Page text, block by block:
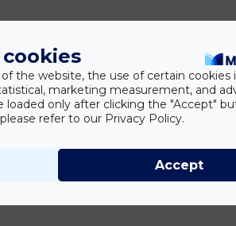
hogy italai mentesek legyenek a káros
hulladékot, így környezettudatos
hanem stílusos is. Színes,
the website, the use of certain cookies
marketing measurement, and
loaded only after clicking the "Accept"
refer to our Privacy Policy.
Accept